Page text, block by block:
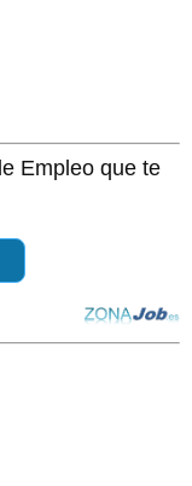
Empleo que te